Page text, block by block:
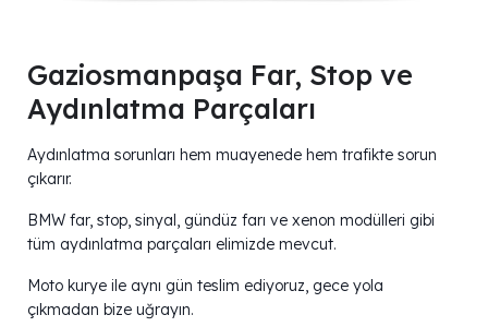
Gaziosmanpaşa Far, Stop ve
Aydınlatma Parçaları
Aydınlatma sorunları hem muayenede hem trafikte sorun
çıkarır.
BMW far, stop, sinyal, gündüz farı ve xenon modülleri gibi
tüm aydınlatma parçaları elimizde mevcut.
Moto kurye ile aynı gün teslim ediyoruz, gece yola
çıkmadan bize uğrayın.